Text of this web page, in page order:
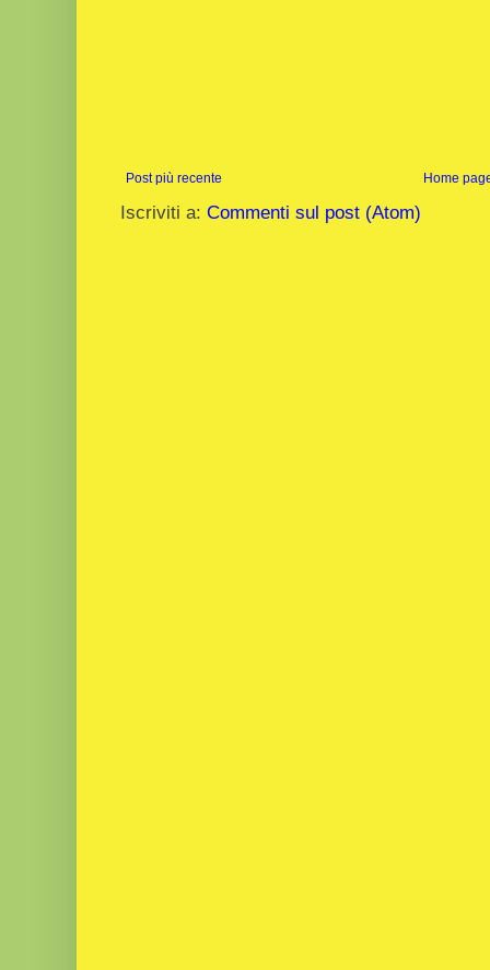
Post più recente Home
Iscriviti a: Commenti sul post (Atom)